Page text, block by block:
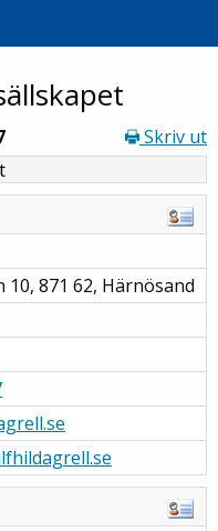
Skriv ut
10, 871 62, Härnösand